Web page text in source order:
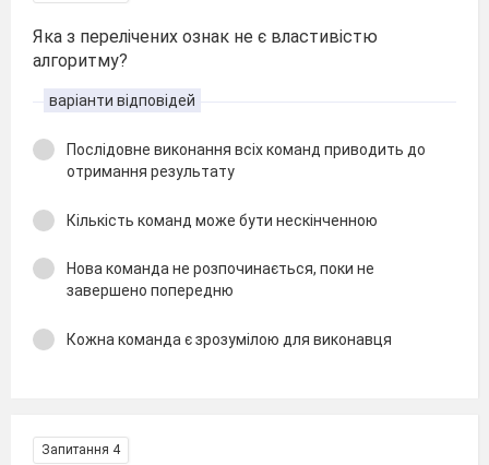
Яка з перелічених ознак не є властивістю
алгоритму?
варіанти відповідей
Послідовне виконання всіх команд приводить до
отримання результату
Кількість команд може бути нескінченною
Нова команда не розпочинається, поки не
завершено попередню
Кожна команда є зрозумілою для виконавця
Запитання 4